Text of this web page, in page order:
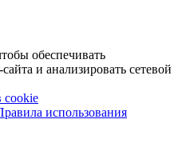
обеспечивать
и анализировать сетевой
cookie
использования